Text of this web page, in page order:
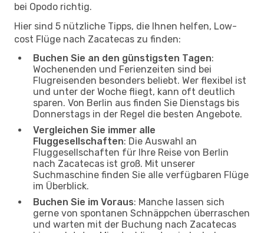
bei Opodo richtig.
Hier sind 5 nützliche Tipps, die Ihnen helfen, Low-
cost Flüge nach Zacatecas zu finden:
Buchen Sie an den günstigsten Tagen:
Wochenenden und Ferienzeiten sind bei
Flugreisenden besonders beliebt. Wer flexibel ist
und unter der Woche fliegt, kann oft deutlich
sparen. Von Berlin aus finden Sie Dienstags bis
Donnerstags in der Regel die besten Angebote.
Vergleichen Sie immer alle
Fluggesellschaften: Die Auswahl an
Fluggesellschaften für Ihre Reise von Berlin
nach Zacatecas ist groß. Mit unserer
Suchmaschine finden Sie alle verfügbaren Flüge
im Überblick.
Buchen Sie im Voraus: Manche lassen sich
gerne von spontanen Schnäppchen überraschen
und warten mit der Buchung nach Zacatecas